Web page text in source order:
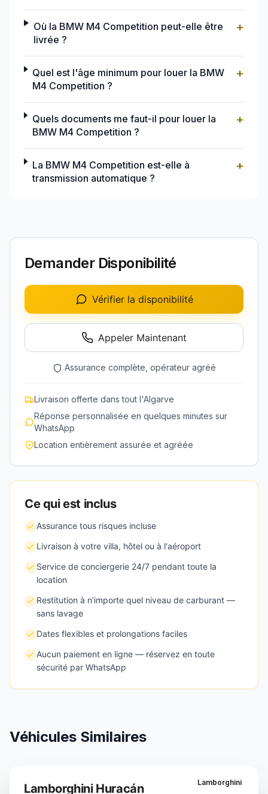
Où la BMW M4 Competition peut-elle être
livrée ?
+
Quel est l'âge minimum pour louer la BMW
M4 Competition ?
+
Quels documents me faut-il pour louer la
BMW M4 Competition ?
+
La BMW M4 Competition est-elle à
transmission automatique ?
+
Demander Disponibilité
Vérifier la disponibilité
Appeler Maintenant
Assurance complète, opérateur agréé
Livraison offerte dans tout l'Algarve
Réponse personnalisée en quelques minutes sur
WhatsApp
Location entièrement assurée et agréée
Ce qui est inclus
Assurance tous risques incluse
Livraison à votre villa, hôtel ou à l'aéroport
Service de conciergerie 24/7 pendant toute la
location
Restitution à n'importe quel niveau de carburant —
sans lavage
Dates flexibles et prolongations faciles
Aucun paiement en ligne — réservez en toute
sécurité par WhatsApp
Véhicules Similaires
Lamborghini
Lamborghini Huracán